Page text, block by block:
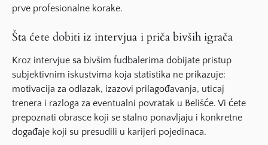
prve profesionalne korake.
Šta ćete dobiti iz intervjua i priča bivših igrača
Kroz intervjue sa bivšim fudbalerima dobijate pristup
subjektivnim iskustvima koja statistika ne prikazuje:
motivacija za odlazak, izazovi prilagođavanja, uticaj
trenera i razloga za eventualni povratak u Belišće. Vi ćete
prepoznati obrasce koji se stalno ponavljaju i konkretne
događaje koji su presudili u karijeri pojedinaca.